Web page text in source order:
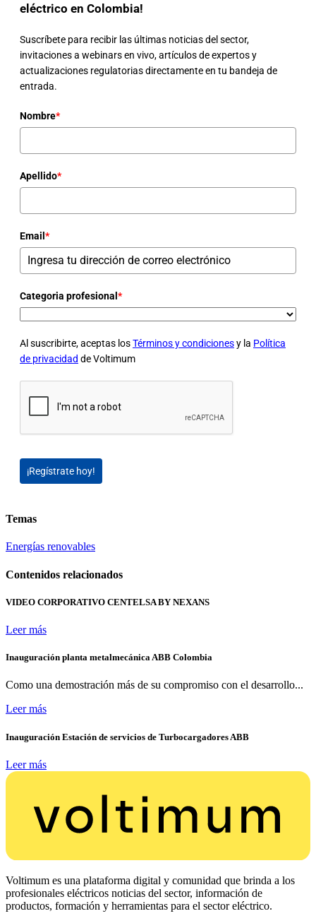
eléctrico en Colombia!
Suscríbete para recibir las últimas noticias del sector,
invitaciones a webinars en vivo, artículos de expertos y
actualizaciones regulatorias directamente en tu bandeja de
entrada.
Nombre*
Apellido*
Email *
Categoria profesional *
Al suscribirte, aceptas losTérminos y condicionesy la Política
de privacidad de Voltimum
¡Regístrate hoy!
Temas
Energías renovables
Contenidos relacionados
VIDEO CORPORATIVO CENTELSA BY NEXANS
Leer más
Inauguración planta metalmecánica ABB Colombia
Como una demostración más de su compromiso con el desarrollo...
Leer más
Inauguración Estación de servicios de Turbocargadores ABB
Leer más
Voltimum es una plataforma digital y comunidad que brinda a los
profesionales eléctricos noticias del sector, información de
productos, formación y herramientas para el sector eléctrico.